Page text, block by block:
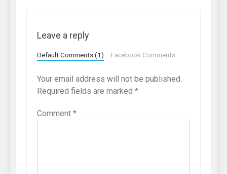
Leave a reply
Default Comments (1) Facebook Comments
Your email address will not be published.
Required fields are marked *
Comment *